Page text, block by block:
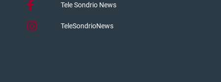
Tele Sondrio News
TeleSondrioNews